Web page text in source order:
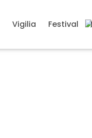
Vigilia Festival